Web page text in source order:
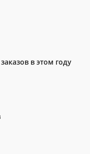
в этом году